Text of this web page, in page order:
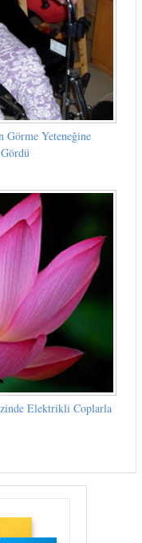
Görme Yeteneğine
Elektrikli Coplarla